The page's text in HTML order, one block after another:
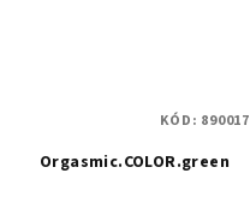
Orgasmic.COLOR.green
KÓD: 890017